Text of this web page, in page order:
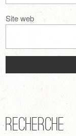
Site web
Recherche